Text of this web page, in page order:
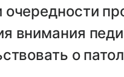
внимания
о